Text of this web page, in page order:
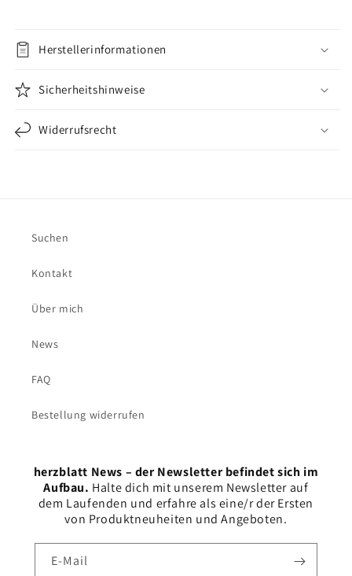
Herstellerinformationen
Sicherheitshinweise
Widerrufsrecht
Suchen
Kontakt
Über mich
News
FAQ
Bestellung widerrufen
herzblatt News – der Newsletter befindet sich im
Aufbau. Halte dich mit unserem Newsletter auf
dem Laufenden und erfahre als eine/r der Ersten
von Produktneuheiten und Angeboten.
E-Mail